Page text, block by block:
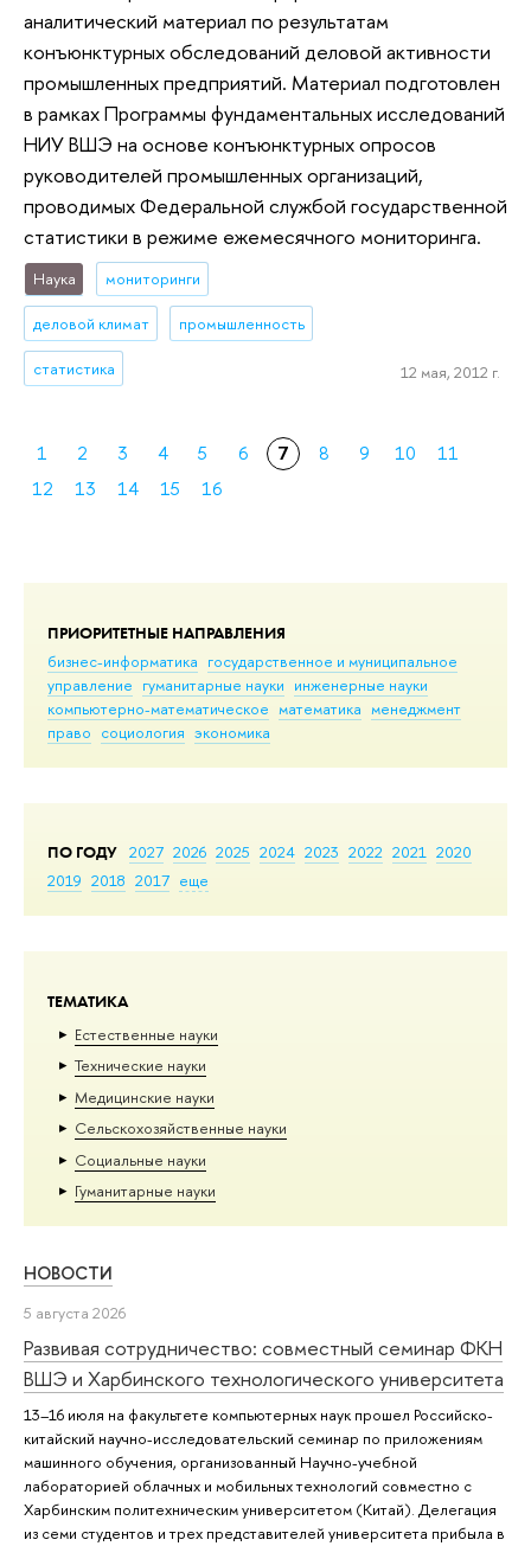
ПРИОРИТЕТНЫЕ НАПРАВЛЕНИЯ
бизнес-информатика государственное и муниципальное
управление гуманитарные науки инженерные науки
компьютерно-математическое математика менеджмент
право социология экономика
ПО ГОДУ 2027 2026 2025 2024 2023 2022 2021 2020
2019 2018 2017 еще
ТЕМАТИКА
Естественные науки
Тех­ничес­кие науки
Медицинские науки
Сельскохозяйственные науки
Социальные науки
Гуманитарные науки
НОВОСТИ
5 августа 2026
Развивая сотрудничество: совместный семинар ФКН
ВШЭ и Харбинского технологического университета
13–16 июля на факультете компьютерных наук прошел Российско-
китайский научно-исследовательский семинар по приложениям
машинного обучения, организованный Научно-учебной
лабораторией облачных и мобильных технологий совместно с
Харбинским политехническим университетом (Китай). Делегация
из семи студентов и трех представителей университета прибыла в
аналитический материал по результатам
конъюнктурных обследований деловой активности
промышленных предприятий. Материал подготовлен
в рамках Программы фундаментальных исследований
НИУ ВШЭ на основе конъюнктурных опросов
руководителей промышленных организаций,
проводимых Федеральной службой государственной
статистики в режиме ежемесячного мониторинга.
Наука мониторинги
деловой климат промышленность
статистика 12 мая, 2012 г.
1 2 3 4 5 6 7 8 9 10
11
12
13 14 15 16